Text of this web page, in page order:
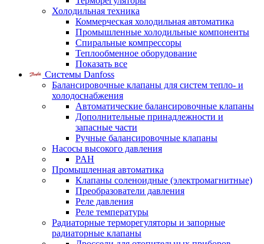
Холодильная техника
Коммерческая холодильная автоматика
Промышленные холодильные компоненты
Спиральные компрессоры
Теплообменное оборудование
Показать все
Системы Danfoss
Балансировочные клапаны для систем тепло- и
холодоснабжения
Автоматические балансировочные клапаны
Дополнительные принадлежности и
запасные части
Ручные балансировочные клапаны
Насосы высокого давления
PAH
Промышленная автоматика
Клапаны соленоидные (электромагнитные)
Преобразователи давления
Реле давления
Реле температуры
Радиаторные терморегуляторы и запорные
радиаторные клапаны